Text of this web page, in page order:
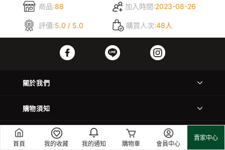
首頁 我的收藏 我的通知 購物車 會員中心
賣家中心
商品:88 加入時間:2023-08-26
評價:5.0 / 5.0 購買人次:48人
關於我們
購物須知
聯絡我們